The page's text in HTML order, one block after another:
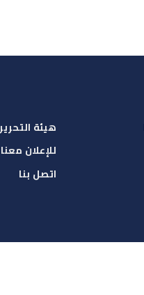
هيئة التحرير
للإعلان معنا
اتصل بنا